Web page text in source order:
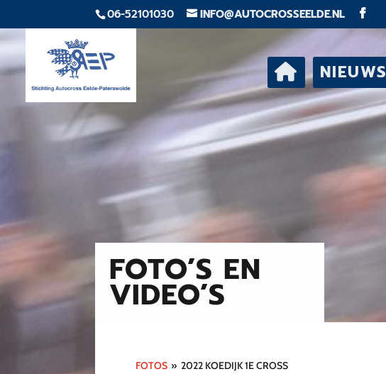
06-52101030 INFO@AUTOCROSSEELDE.NL
NIEUWS
FOTO’S EN
VIDEO’S
FOTOS » 2022 KOEDIJK 1E CROSS